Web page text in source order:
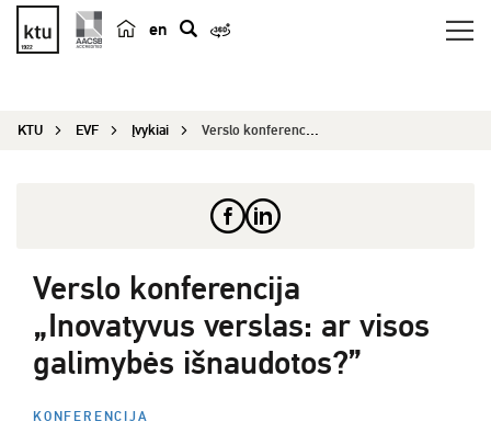
en
e
KTU EVF Įvykiai Verslo konferencija „Inovatyvus verslas: ar viso...
Verslo konferencija
„Inovatyvus verslas: ar visos
galimybės išnaudotos?”
KONFERENCIJA